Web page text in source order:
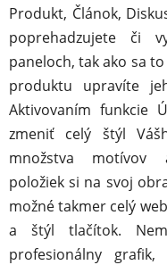
Produkt, Článok,
poprehadzujete či
paneloch, tak ako sa
produktu upravíte
Aktivovaním funkcie
zmeniť celý štýl
množstva motívov
položiek si na svoj
možné takmer celý
a štýl tlačítok.
profesionálny grafik,